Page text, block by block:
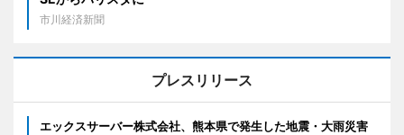
市川経済新聞
プレスリリース
エックスサーバー株式会社、熊本県で発生した地震・大雨災害